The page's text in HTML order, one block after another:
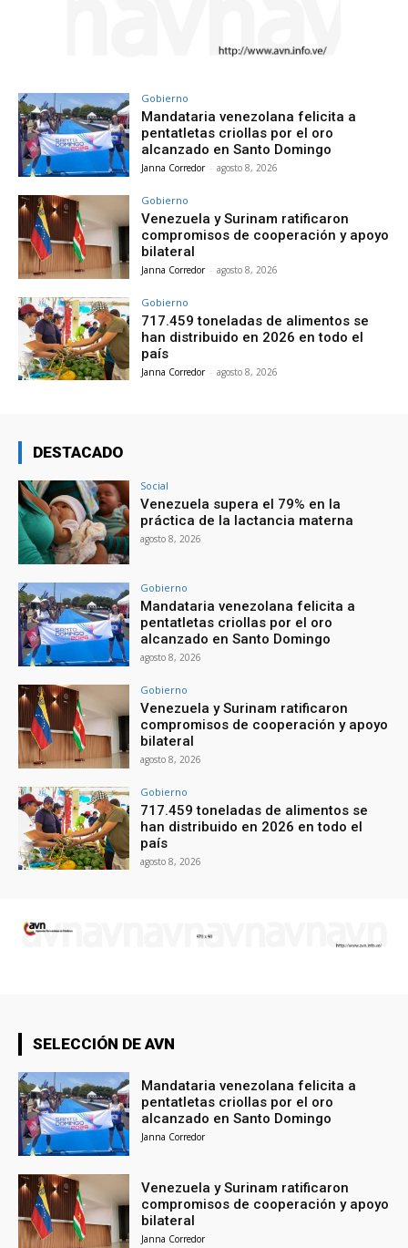
Gobierno
Mandataria venezolana felicita a
pentatletas criollas por el oro
alcanzado en Santo Domingo
Janna Corredor - agosto 8, 2026
Gobierno
Venezuela y Surinam ratificaron
compromisos de cooperación y apoyo
bilateral
Janna Corredor - agosto 8, 2026
Gobierno
717.459 toneladas de alimentos se
han distribuido en 2026 en todo el
país
Janna Corredor - agosto 8, 2026
DESTACADO
Social
Venezuela supera el 79% en la
práctica de la lactancia materna
agosto 8, 2026
Gobierno
Mandataria venezolana felicita a
pentatletas criollas por el oro
alcanzado en Santo Domingo
agosto 8, 2026
Gobierno
Venezuela y Surinam ratificaron
compromisos de cooperación y apoyo
bilateral
agosto 8, 2026
Gobierno
717.459 toneladas de alimentos se
han distribuido en 2026 en todo el
país
agosto 8, 2026
SELECCIÓN DE AVN
Mandataria venezolana felicita a
pentatletas criollas por el oro
alcanzado en Santo Domingo
Janna Corredor
Venezuela y Surinam ratificaron
compromisos de cooperación y apoyo
bilateral
Janna Corredor